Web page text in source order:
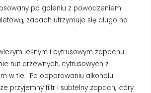
po goleniu z powodzeniem
zapach utrzymuje się długo na
leśnym i cytrusowym zapachu.
nut drzewnych, cytrusowych z
w tle. Po odparowaniu alkoholu
przyjemny filtr i subtelny zapach, który